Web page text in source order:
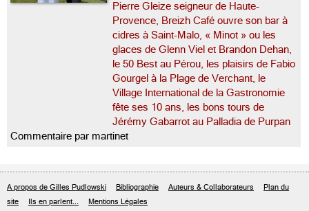
Pierre Gleize seigneur de Haute-
Provence, Breizh Café ouvre son bar à
cidres à Saint-Malo, « Minot » ou les
glaces de Glenn Viel et Brandon Dehan,
le 50 Best au Pérou, les plaisirs de Fabio
Gourgel à la Plage de Verchant, le
Village International de la Gastronomie
fête ses 10 ans, les bons tours de
Jérémy Gabarrot au Palladia de Purpan
Commentaire par martinet
A propos de Gilles Pudlowski Bibliographie Auteurs & Collaborateurs
Plan du
site
Ils en parlent... Mentions Légales